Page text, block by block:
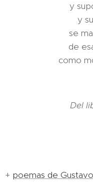
y
y
se
de
como
Del
+ poemas de